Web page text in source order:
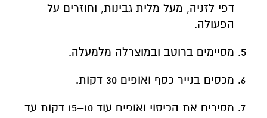
מכסים בנייר כסף ואופים 30 דקות.